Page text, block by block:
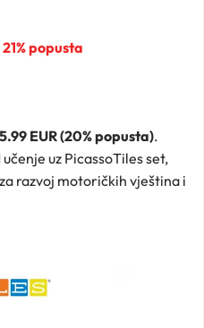
popusta
EUR (20% popusta).
uz PicassoTiles set,
razvoj motoričkih vještina i